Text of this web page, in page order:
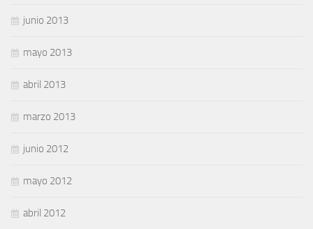
junio 2013
mayo 2013
abril 2013
marzo 2013
junio 2012
mayo 2012
abril 2012